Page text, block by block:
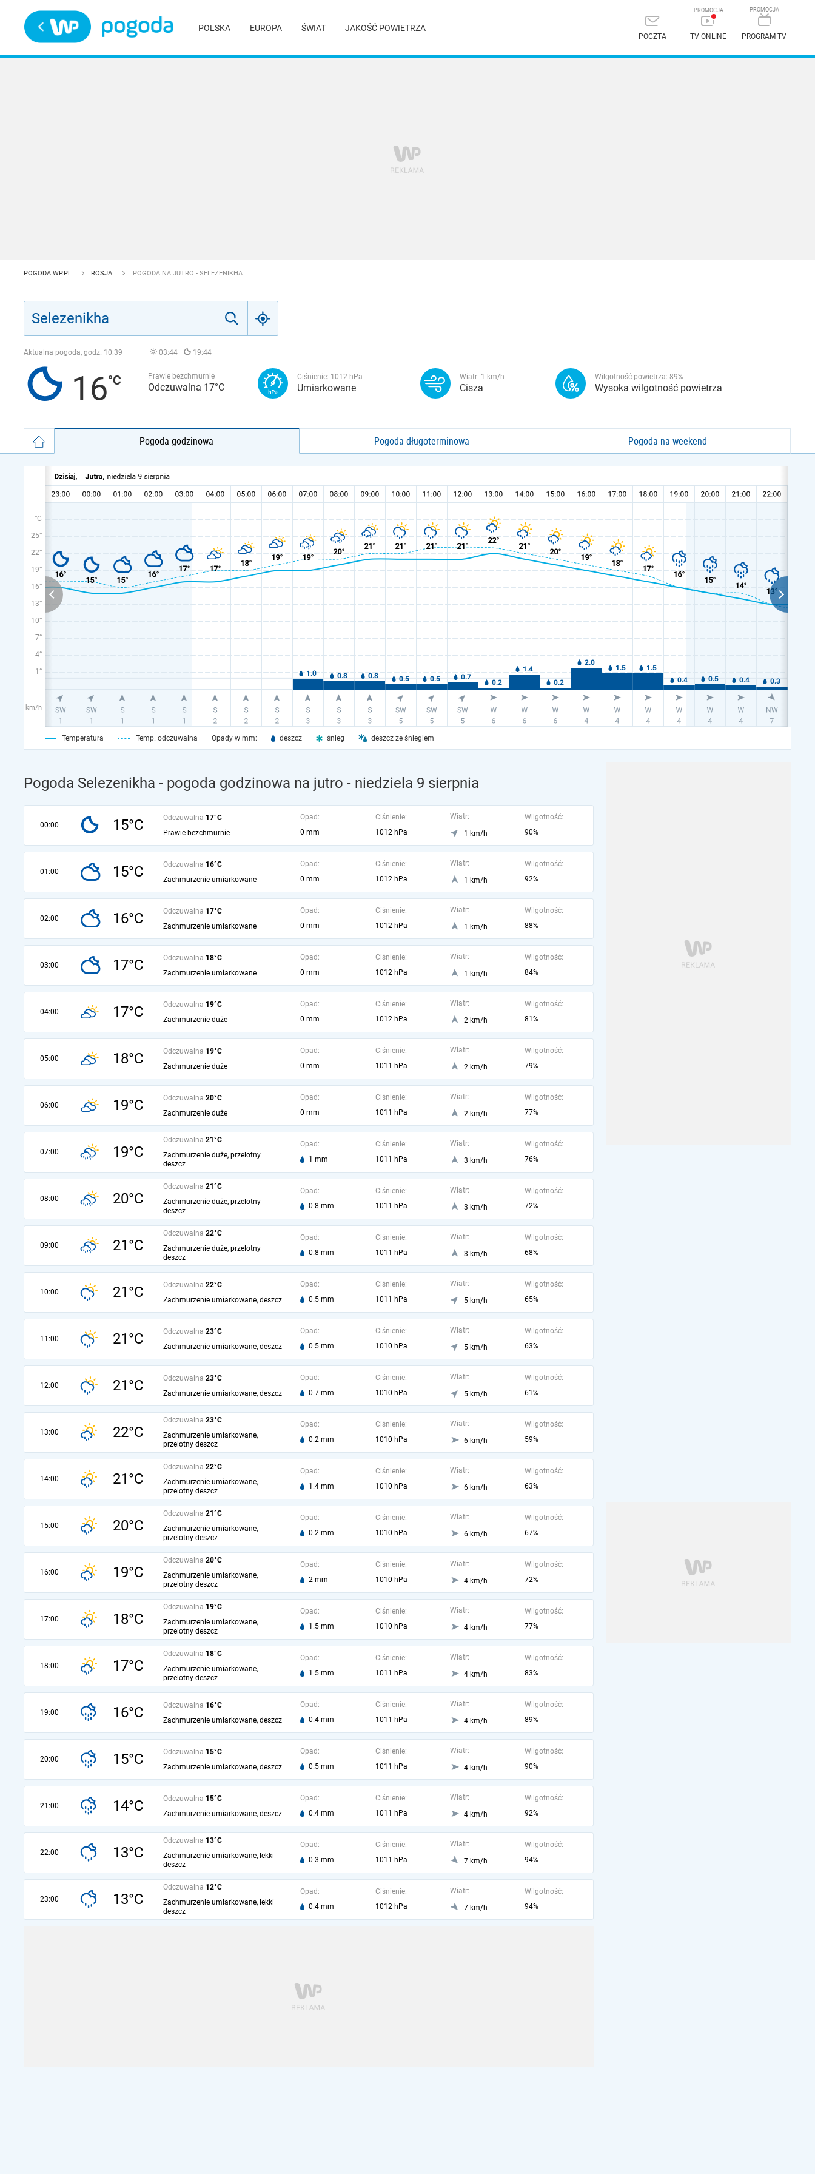
POLSKA EUROPA ŚWIAT JAKOŚĆ POWIETRZA
POCZTA TV ONLINE PROGRAM TV
POGODA WP.PL ROSJA POGODA NA JUTRO - SELEZENIKHA
Aktualna pogoda, godz. 10:39 03:44 19:44
16 Prawie bezchmurnie
Odczuwalna 17°C
Ciśnienie: 1012 hPa
Umiarkowane
Wiatr: 1 km/h
Cisza
Wilgotność powietrza: 89%
Wysoka wilgotność powietrza
Pogoda godzinowa Pogoda długoterminowa Pogoda na weekend
°C
25°
22°
19°
16°
13°
10°
7°
4°
1°
km/h
Temperatura Temp. odczuwalna Opady w mm: deszcz śnieg deszcz ze śniegiem
Pogoda Selezenikha - pogoda godzinowa na jutro - niedziela 9 sierpnia
00:00 15°C Odczuwalna 17°C
Prawie bezchmurnie
Opad:
0 mm
Ciśnienie:
1012 hPa
Wiatr:
1 km/h
Wilgotność:
90%
01:00 15°C Odczuwalna 16°C
Zachmurzenie umiarkowane
Opad:
0 mm
Ciśnienie:
1012 hPa
Wiatr:
1 km/h
Wilgotność:
92%
02:00 16°C Odczuwalna 17°C
Zachmurzenie umiarkowane
Opad:
0 mm
Ciśnienie:
1012 hPa
Wiatr:
1 km/h
Wilgotność:
88%
03:00 17°C Odczuwalna 18°C
Zachmurzenie umiarkowane
Opad:
0 mm
Ciśnienie:
1012 hPa
Wiatr:
1 km/h
Wilgotność:
84%
04:00 17°C Odczuwalna 19°C
Zachmurzenie duże
Opad:
0 mm
Ciśnienie:
1012 hPa
Wiatr:
2 km/h
Wilgotność:
81%
05:00 18°C Odczuwalna 19°C
Zachmurzenie duże
Opad:
0 mm
Ciśnienie:
1011 hPa
Wiatr:
2 km/h
Wilgotność:
79%
06:00 19°C Odczuwalna 20°C
Zachmurzenie duże
Opad:
0 mm
Ciśnienie:
1011 hPa
Wiatr:
2 km/h
Wilgotność:
77%
07:00 19°C
Odczuwalna 21°C
Zachmurzenie duże, przelotny
deszcz
Opad:
1 mm
Ciśnienie:
1011 hPa
Wiatr:
3 km/h
Wilgotność:
76%
08:00 20°C
Odczuwalna 21°C
Zachmurzenie duże, przelotny
deszcz
Opad:
0.8 mm
Ciśnienie:
1011 hPa
Wiatr:
3 km/h
Wilgotność:
72%
09:00 21°C
Odczuwalna 22°C
Zachmurzenie duże, przelotny
deszcz
Opad:
0.8 mm
Ciśnienie:
1011 hPa
Wiatr:
3 km/h
Wilgotność:
68%
10:00 21°C Odczuwalna 22°C
Zachmurzenie umiarkowane, deszcz
Opad:
0.5 mm
Ciśnienie:
1011 hPa
Wiatr:
5 km/h
Wilgotność:
65%
11:00 21°C Odczuwalna 23°C
Zachmurzenie umiarkowane, deszcz
Opad:
0.5 mm
Ciśnienie:
1010 hPa
Wiatr:
5 km/h
Wilgotność:
63%
12:00 21°C Odczuwalna 23°C
Zachmurzenie umiarkowane, deszcz
Opad:
0.7 mm
Ciśnienie:
1010 hPa
Wiatr:
5 km/h
Wilgotność:
61%
13:00 22°C
Odczuwalna 23°C
Zachmurzenie umiarkowane,
przelotny deszcz
Opad:
0.2 mm
Ciśnienie:
1010 hPa
Wiatr:
6 km/h
Wilgotność:
59%
14:00 21°C
Odczuwalna 22°C
Zachmurzenie umiarkowane,
przelotny deszcz
Opad:
1.4 mm
Ciśnienie:
1010 hPa
Wiatr:
6 km/h
Wilgotność:
63%
15:00 20°C
Odczuwalna 21°C
Zachmurzenie umiarkowane,
przelotny deszcz
Opad:
0.2 mm
Ciśnienie:
1010 hPa
Wiatr:
6 km/h
Wilgotność:
67%
16:00 19°C
Odczuwalna 20°C
Zachmurzenie umiarkowane,
przelotny deszcz
Opad:
2 mm
Ciśnienie:
1010 hPa
Wiatr:
4 km/h
Wilgotność:
72%
17:00 18°C
Odczuwalna 19°C
Zachmurzenie umiarkowane,
przelotny deszcz
Opad:
1.5 mm
Ciśnienie:
1010 hPa
Wiatr:
4 km/h
Wilgotność:
77%
18:00 17°C
Odczuwalna 18°C
Zachmurzenie umiarkowane,
przelotny deszcz
Opad:
1.5 mm
Ciśnienie:
1011 hPa
Wiatr:
4 km/h
Wilgotność:
83%
19:00 16°C Odczuwalna 16°C
Zachmurzenie umiarkowane, deszcz
Opad:
0.4 mm
Ciśnienie:
1011 hPa
Wiatr:
4 km/h
Wilgotność:
89%
20:00 15°C Odczuwalna 15°C
Zachmurzenie umiarkowane, deszcz
Opad:
0.5 mm
Ciśnienie:
1011 hPa
Wiatr:
4 km/h
Wilgotność:
90%
21:00 14°C Odczuwalna 15°C
Zachmurzenie umiarkowane, deszcz
Opad:
0.4 mm
Ciśnienie:
1011 hPa
Wiatr:
4 km/h
Wilgotność:
92%
22:00 13°C
Odczuwalna 13°C
Zachmurzenie umiarkowane, lekki
deszcz
Opad:
0.3 mm
Ciśnienie:
1011 hPa
Wiatr:
7 km/h
Wilgotność:
94%
23:00 13°C
Odczuwalna 12°C
Zachmurzenie umiarkowane, lekki
deszcz
Opad:
0.4 mm
Ciśnienie:
1012 hPa
Wiatr:
7 km/h
Wilgotność:
94%